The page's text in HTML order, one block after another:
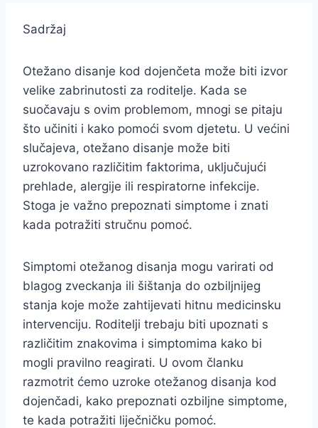
Sadržaj
Otežano disanje kod dojenčeta može biti izvor
velike zabrinutosti za roditelje. Kada se
suočavaju s ovim problemom, mnogi se pitaju
što učiniti i kako pomoći svom djetetu. U većini
slučajeva, otežano disanje može biti
uzrokovano različitim faktorima, uključujući
prehlade, alergije ili respiratorne infekcije.
Stoga je važno prepoznati simptome i znati
kada potražiti stručnu pomoć.
Simptomi otežanog disanja mogu varirati od
blagog zveckanja ili šištanja do ozbiljnijeg
stanja koje može zahtijevati hitnu medicinsku
intervenciju. Roditelji trebaju biti upoznati s
različitim znakovima i simptomima kako bi
mogli pravilno reagirati. U ovom članku
razmotrit ćemo uzroke otežanog disanja kod
dojenčadi, kako prepoznati ozbiljne simptome,
te kada potražiti liječničku pomoć.